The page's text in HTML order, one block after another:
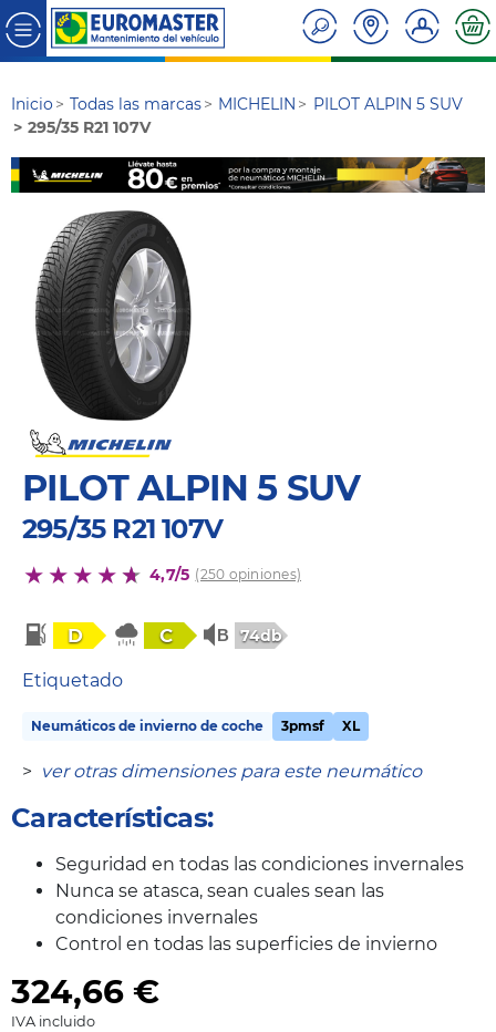
Inicio Todas las marcas MICHELIN
PILOT ALPIN 5 SUV
295/35 R21 107V
PILOT ALPIN 5 SUV
295/35 R21 107V
4,7/5 (250 opiniones)
D C 74db
Etiquetado
Neumáticos de invierno de coche 3pmsf XL
> ver otras dimensiones para este neumático
Características:
Seguridad en todas las condiciones invernales
Nunca se atasca, sean cuales sean las
condiciones invernales
Control en todas las superficies de invierno
324,66 €
IVA incluido